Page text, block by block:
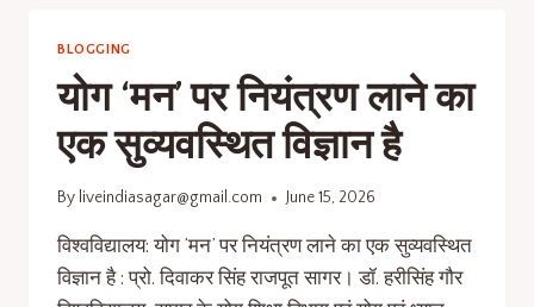
BLOGGING
योग ‘मन’ पर नियंत्रण लाने का
एक सुव्यवस्थित विज्ञान है
By liveindiasagar@gmail.com June 15, 2026
विश्वविद्यालय: योग ‘मन’ पर नियंत्रण लाने का एक सुव्यवस्थित
विज्ञान है : प्रो. दिवाकर सिंह राजपूत सागर। डॉ. हरीसिंह गौर